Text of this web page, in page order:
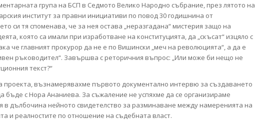
група на БСП в Седмото Велико Народно събрание, през лятото на
институт за правни инициативи по повод 30 годишнина от
си тя споменава, че за нея остава „неразгадана“ мистерия защо на
която са имали при изработване на конституцията, да „скъсат“ изцяло с
че главният прокурор да не е по Вишински „меч на революцията“, а да е
ръководител“. Завършва с реторичния въпрос: „Или може би нещо не
текст?“
проекта, възнамерявахме първото документално интервю за създаването
бъде с Нора Ананиева. За съжаление не успяхме да се организираме
в дълбочина нейното свидетелство за разминаване между намеренията на
и реалностите по отношение на съдебната власт.